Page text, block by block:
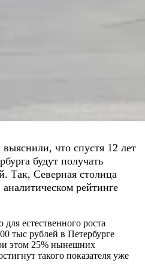
выяснили, что спустя 12 лет
будут получать
Так, Северная столица
рейтинге
естественного роста
тыс рублей в Петербурге
этом 25% нынешних
такого показателя уже